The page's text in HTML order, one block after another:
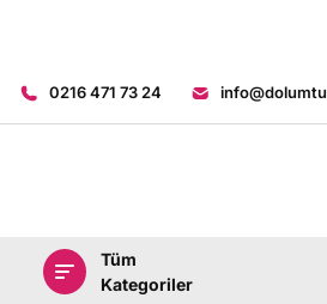
0216 471 73 24
Tüm
Kategoriler